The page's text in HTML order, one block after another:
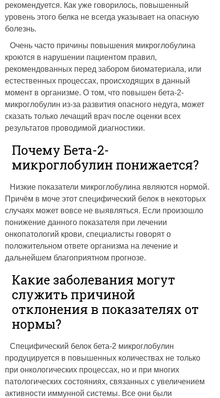
рекомендуется. Как уже говорилось, повышенный
уровень этого белка не всегда указывает на опасную
болезнь.
Очень часто причины повышения микроглобулина
кроются в нарушении пациентом правил,
рекомендованных перед забором биоматериала, или
естественных процессах, происходящих в данный
момент в организме. О том, что повышен бета-2-
микроглобулин из-за развития опасного недуга, может
сказать только лечащий врач после оценки всех
результатов проводимой диагностики.
Почему Бета-2-
микроглобулин понижается?
Низкие показатели микроглобулина являются нормой.
Причём в моче этот специфический белок в некоторых
случаях может вовсе не выявляться. Если произошло
понижение данного показателя при лечении
онкопатологий крови, специалисты говорят о
положительном ответе организма на лечение и
дальнейшем благоприятном прогнозе.
Какие заболевания могут
служить причиной
отклонения в показателях от
нормы?
Специфический белок бета-2 микроглобулин
продуцируется в повышенных количествах не только
при онкологических процессах, но и при многих
патологических состояниях, связанных с увеличением
активности иммунной системы. Все они были